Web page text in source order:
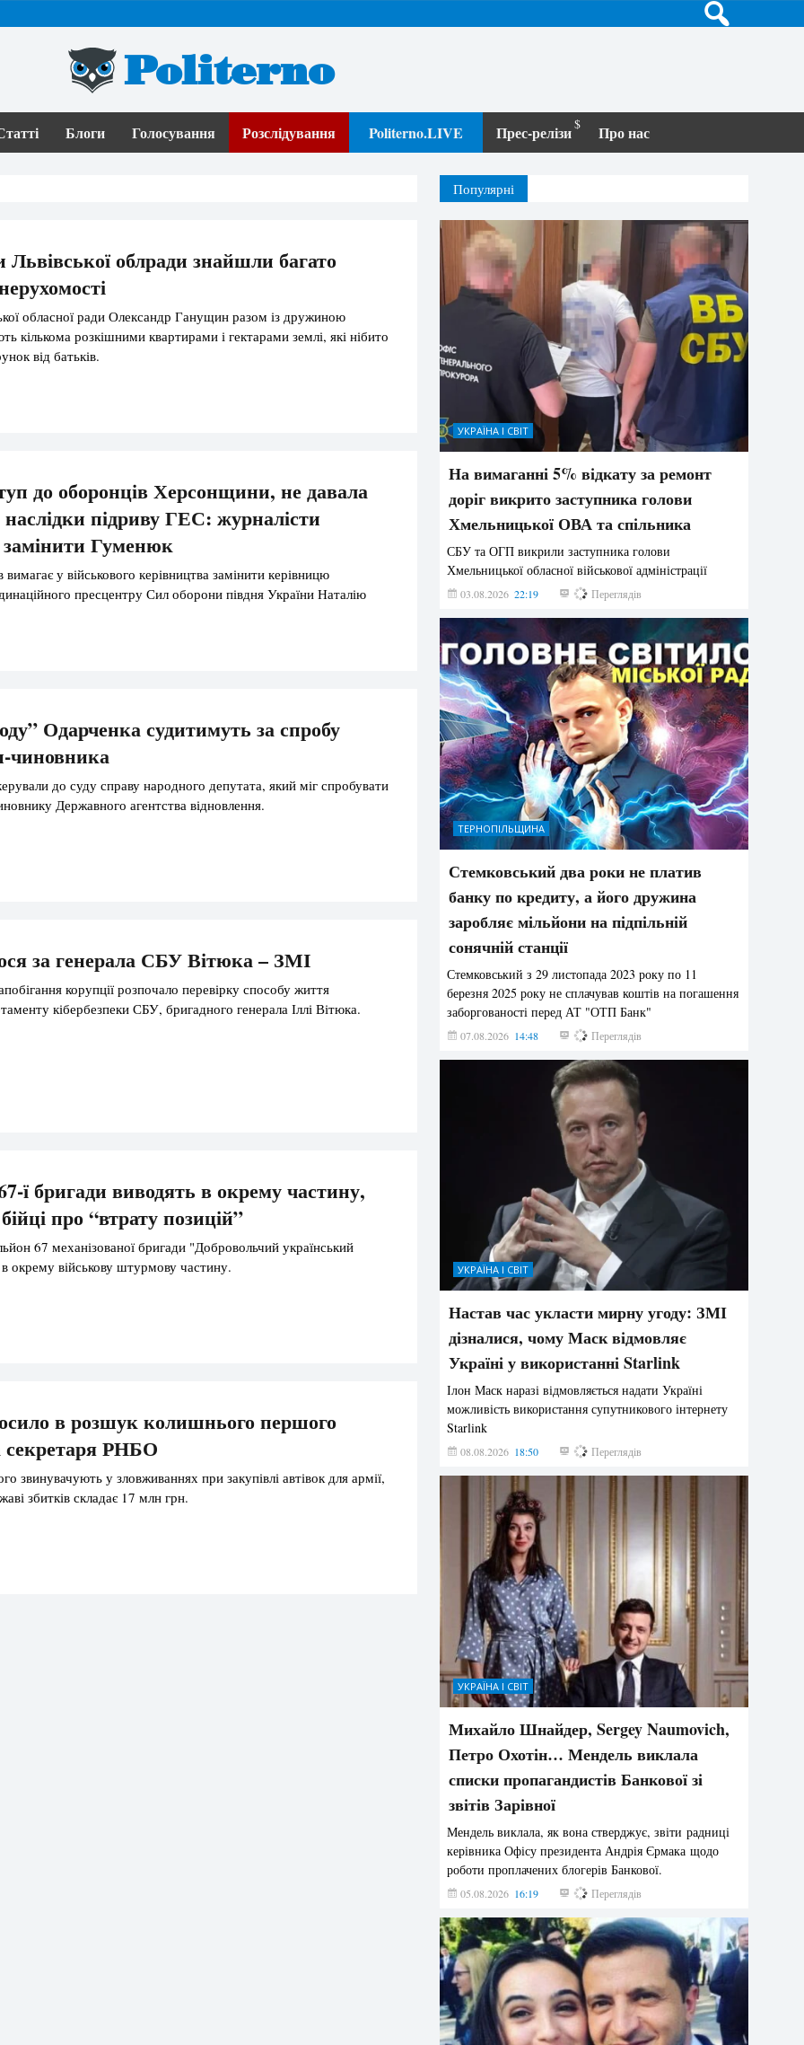
Politerno
Блоги Голосування Розслідування Politerno.LIVE Прес-релізи Про нас
Львівської облради знайшли багато
обласної ради Олександр Ганущин разом із дружиною
кількома розкішними квартирами і гектарами землі, які нібито
від батьків.
до оборонців Херсонщини, не давала
підриву ГЕС: журналісти
Гуменюк
вимагає у військового керівництва замінити керівницю
пресцентру Сил оборони півдня України Наталію
Одарченка судитимуть за спробу
чиновника
до суду справу народного депутата, який міг спробувати
Державного агентства відновлення.
за генерала СБУ Вітюка – ЗМІ
корупції розпочало перевірку способу життя
кібербезпеки СБУ, бригадного генерала Іллі Вітюка.
ї бригади виводять в окрему частину,
про “втрату позицій”
67 механізованої бригади "Добровольчий український
окрему військову штурмову частину.
в розшук колишнього першого
секретаря РНБО
звинувачують у зловживаннях при закупівлі автівок для армії,
збитків складає 17 млн грн.
Популярні
УКРАЇНА І СВІТ
На вимаганні 5% відкату за ремонт
доріг викрито заступника голови
Хмельницької ОВА та спільника
СБУ та ОГП викрили заступника голови
Хмельницької обласної військової адміністрації
03.08.2026 22:19 887 Переглядів
ТЕРНОПІЛЬЩИНА
Стемковський два роки не платив
банку по кредиту, а його дружина
заробляє мільйони на підпільній
сонячній станції
Стемковський з 29 листопада 2023 року по 11
березня 2025 року не сплачував коштів на погашення
заборгованості перед АТ "ОТП Банк"
07.08.2026 14:48 425 Переглядів
УКРАЇНА І СВІТ
Настав час укласти мирну угоду: ЗМІ
дізналися, чому Маск відмовляє
Україні у використанні Starlink
Ілон Маск наразі відмовляється надати Україні
можливість використання супутникового інтернету
Starlink
08.08.2026 18:50 311 Переглядів
УКРАЇНА І СВІТ
Михайло Шнайдер, Sergey Naumovich,
Петро Охотін… Мендель виклала
списки пропагандистів Банкової зі
звітів Зарівної
Мендель виклала, як вона стверджує, звіти радниці
керівника Офісу президента Андрія Єрмака щодо
роботи проплачених блогерів Банкової.
05.08.2026 16:19 249 Переглядів